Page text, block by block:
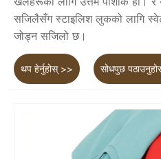
सजिलैसँग स्टाइलिश लुकको लागि
जोड्न सजिलो छ।
थप हेर्नुहोस् >> सोधपुछ